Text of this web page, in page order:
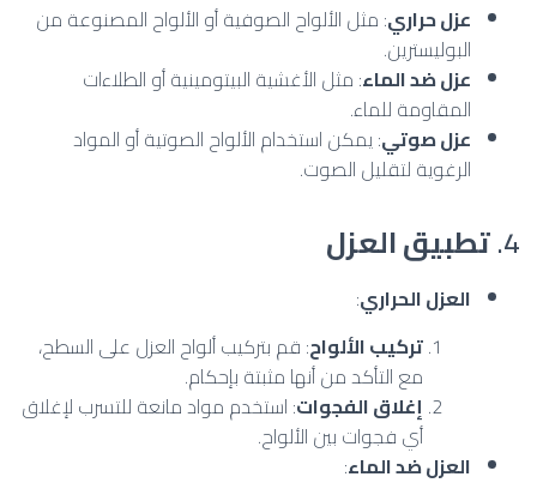
عزل حراري: مثل الألواح الصوفية أو الألواح المصنوعة من
البوليسترين.
عزل ضد الماء: مثل الأغشية البيتومينية أو الطلاءات
المقاومة للماء.
عزل صوتي: يمكن استخدام الألواح الصوتية أو المواد
الرغوية لتقليل الصوت.
4. تطبيق العزل
العزل الحراري:
تركيب الألواح: قم بتركيب ألواح العزل على السطح،
مع التأكد من أنها مثبتة بإحكام.
إغلاق الفجوات: استخدم مواد مانعة للتسرب لإغلاق
أي فجوات بين الألواح.
العزل ضد الماء: